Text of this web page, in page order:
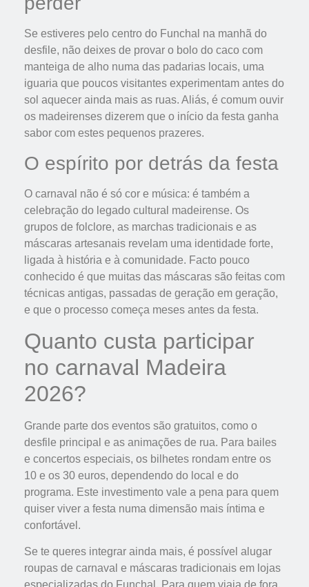
Se estiveres pelo centro do Funchal na manhã do
desfile, não deixes de provar o bolo do caco com
manteiga de alho numa das padarias locais, uma
iguaria que poucos visitantes experimentam antes do
sol aquecer ainda mais as ruas. Aliás, é comum ouvir
os madeirenses dizerem que o início da festa ganha
sabor com estes pequenos prazeres.
O espírito por detrás da festa
O carnaval não é só cor e música: é também a
celebração do legado cultural madeirense. Os
grupos de folclore, as marchas tradicionais e as
máscaras artesanais revelam uma identidade forte,
ligada à história e à comunidade. Facto pouco
conhecido é que muitas das máscaras são feitas com
técnicas antigas, passadas de geração em geração,
e que o processo começa meses antes da festa.
Quanto custa participar
no carnaval Madeira
2026?
Grande parte dos eventos são gratuitos, como o
desfile principal e as animações de rua. Para bailes
e concertos especiais, os bilhetes rondam entre os
10 e os 30 euros, dependendo do local e do
programa. Este investimento vale a pena para quem
quiser viver a festa numa dimensão mais íntima e
confortável.
Se te queres integrar ainda mais, é possível alugar
roupas de carnaval e máscaras tradicionais em lojas